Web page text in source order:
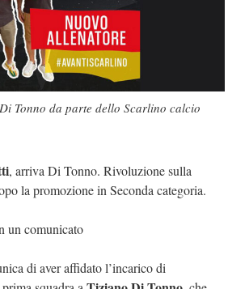
Tonno da parte dello Scarlino calcio
, arriva Di Tonno. Rivoluzione sulla
la promozione in Seconda categoria.
un comunicato
di aver affidato l’incarico di